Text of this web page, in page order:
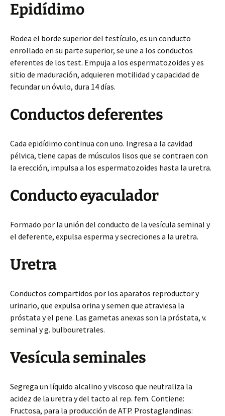
Epidídimo
Rodea el borde superior del testículo, es un conducto
enrollado en su parte superior, se une a los conductos
eferentes de los test. Empuja a los espermatozoides y es
sitio de maduración, adquieren motilidad y capacidad de
fecundar un óvulo, dura 14 días.
Conductos deferentes
Cada epidídimo continua con uno. Ingresa a la cavidad
pélvica, tiene capas de músculos lisos que se contraen con
la erección, impulsa a los espermatozoides hasta la uretra.
Conducto eyaculador
Formado por la unión del conducto de la vesícula seminal y
el deferente, expulsa esperma y secreciones a la uretra.
Uretra
Conductos compartidos por los aparatos reproductor y
urinario, que expulsa orina y semen que atraviesa la
próstata y el pene. Las gametas anexas son la próstata, v.
seminal y g. bulbouretrales.
Vesícula seminales
Segrega un líquido alcalino y viscoso que neutraliza la
acidez de la uretra y del tacto al rep. fem. Contiene:
Fructosa, para la producción de ATP. Prostaglandinas: